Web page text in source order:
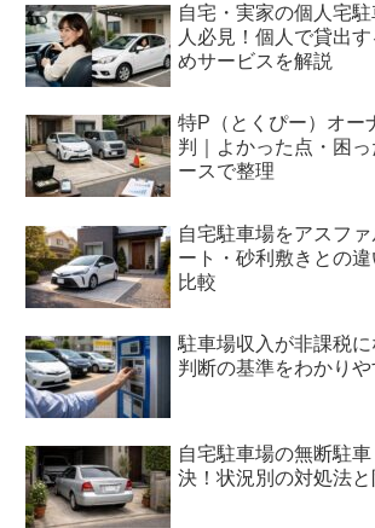
自宅・実家の個人宅
人必見！個人で貸出
めサービスを解説
特P（とくぴー）オー
判｜よかった点・困
ースで整理
自宅駐車場をアスフ
ート・砂利敷きとの
比較
駐車場収入が非課税
判断の基準をわかりや
自宅駐車場の無断駐
決！状況別の対処法